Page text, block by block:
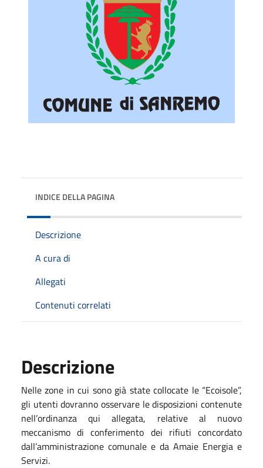
INDICE DELLA PAGINA
Descrizione
A cura di
Allegati
Contenuti correlati
Descrizione
Nelle zone in cui sono già state collocate le “Ecoisole”,
gli utenti dovranno osservare le disposizioni contenute
nell’ordinanza qui allegata, relative al nuovo
meccanismo di conferimento dei rifiuti concordato
dall’amministrazione comunale e da Amaie Energia e
Servizi.